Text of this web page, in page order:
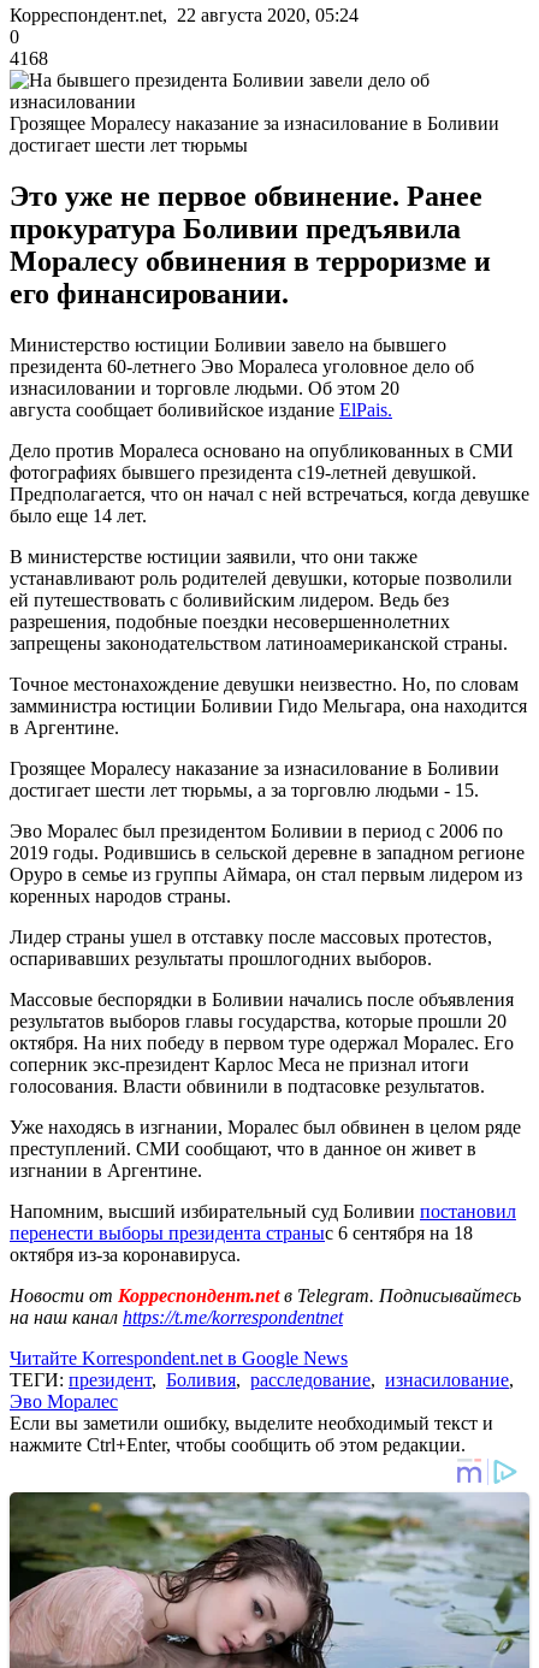
Корреспондент.net, 22 августа 2020, 05:24
0
4168
Грозящее Моралесу наказание за изнасилование в Боливии
достигает шести лет тюрьмы
Это уже не первое обвинение. Ранее
прокуратура Боливии предъявила
Моралесу обвинения в терроризме и
его финансировании.
Министерство юстиции Боливии завело на бывшего
президента 60-летнего Эво Моралеса уголовное дело об
изнасиловании и торговле людьми. Об этом 20
августа сообщает боливийское издание ElPais.
Дело против Моралеса основано на опубликованных в СМИ
фотографиях бывшего президента c19-летней девушкой.
Предполагается, что он начал с ней встречаться, когда девушке
было еще 14 лет.
В министерстве юстиции заявили, что они также
устанавливают роль родителей девушки, которые позволили
ей путешествовать с боливийским лидером. Ведь без
разрешения, подобные поездки несовершеннолетних
запрещены законодательством латиноамериканской страны.
Точное местонахождение девушки неизвестно. Но, по словам
замминистра юстиции Боливии Гидо Мельгара, она находится
в Аргентине.
Грозящее Моралесу наказание за изнасилование в Боливии
достигает шести лет тюрьмы, а за торговлю людьми - 15.
Эво Моралес был президентом Боливии в период с 2006 по
2019 годы. Родившись в сельской деревне в западном регионе
Оруро в семье из группы Аймара, он стал первым лидером из
коренных народов страны.
Лидер страны ушел в отставку после массовых протестов,
оспаривавших результаты прошлогодних выборов.
Массовые беспорядки в Боливии начались после объявления
результатов выборов главы государства, которые прошли 20
октября. На них победу в первом туре одержал Моралес. Его
соперник экс-президент Карлос Меса не признал итоги
голосования. Власти обвинили в подтасовке результатов.
Уже находясь в изгнании, Моралес был обвинен в целом ряде
преступлений. СМИ сообщают, что в данное он живет в
изгнании в Аргентине.
Напомним, высший избирательный суд Боливии постановил
перенести выборы президента страныс 6 сентября на 18
октября из-за коронавируса.
Новости от Корреспондент.netв Telegram. Подписывайтесь
на наш канал https://t.me/korrespondentnet
Читайте Korrespondent.net в Google News
ТЕГИ: президент, Боливия, расследование, изнасилование,
Эво Моралес
Если вы заметили ошибку, выделите необходимый текст и
нажмите Ctrl+Enter, чтобы сообщить об этом редакции.